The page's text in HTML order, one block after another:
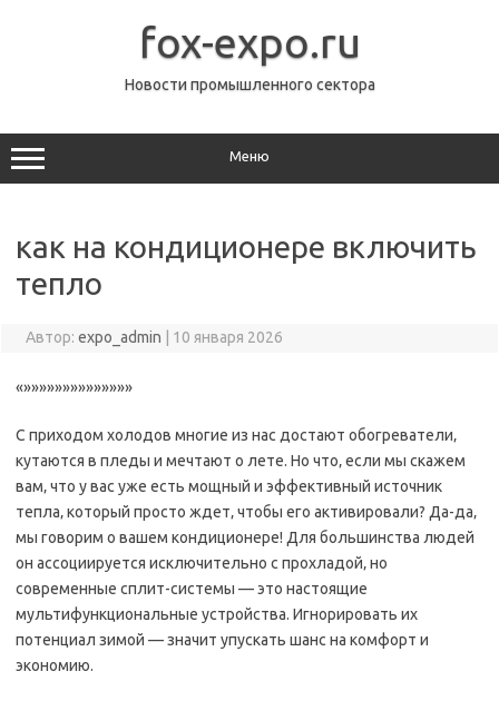
fox-expo.ru
Новости промышленного сектора
Меню
как на кондиционере включить
тепло
Автор: expo_admin 10 января 2026
«»»»»»»»»»»»»»»
С приходом холодов многие из нас достают обогреватели‚
кутаются в пледы и мечтают о лете. Но что‚ если мы скажем
вам‚ что у вас уже есть мощный и эффективный источник
тепла‚ который просто ждет‚ чтобы его активировали? Да-да‚
мы говорим о вашем кондиционере! Для большинства людей
он ассоциируется исключительно с прохладой‚ но
современные сплит-системы — это настоящие
мультифункциональные устройства. Игнорировать их
потенциал зимой — значит упускать шанс на комфорт и
экономию.